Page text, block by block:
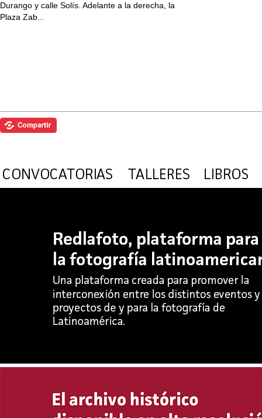
Durango y calle Solís. Adelante a la derecha, la
Plaza Zab...